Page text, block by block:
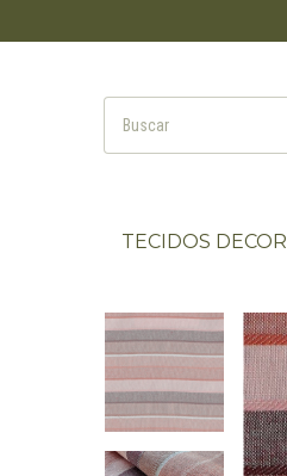
TECIDOS DECOR